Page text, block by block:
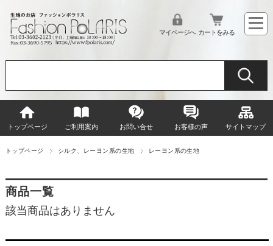
マイページへ カートをみる
トップページ ご利用案内 お問い合せ お客様の声 サイトマップ
トップページ シルク、レーヨン系の生地 レーヨン系の生地
商品一覧
該当商品はありません